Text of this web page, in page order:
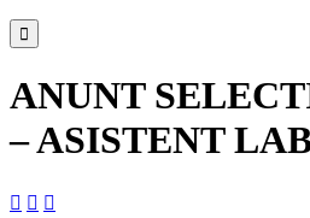

ANUNT
– ASISTENT
  